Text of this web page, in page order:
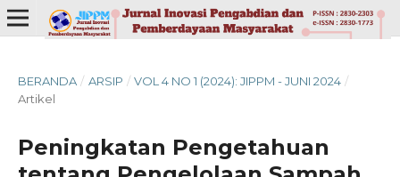
BERANDA / ARSIP / VOL 4 NO 1 (2024): JIPPM - JUNI 2024 /
Artikel
Peningkatan Pengetahuan